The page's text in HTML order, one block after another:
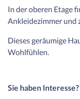
In der oberen Etage
Ankleidezimmer und
Dieses geräumige
Wohlfühlen.
Sie haben Interesse?